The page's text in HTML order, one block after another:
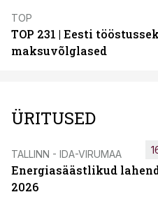
TOP
TOP 231 | Eesti
maksuvõlglased
ÜRITUSED
TALLINN - IDA-VIRUMAA
Energiasäästlikud
2026